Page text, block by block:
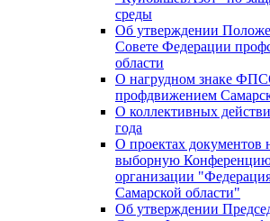
среды
Об утверждении
Совете Федерации
области
О нагрудном знаке
профдвижением
О коллективных
года
О проектах документов
выборную
организации
Самарской области"
Об утверждении